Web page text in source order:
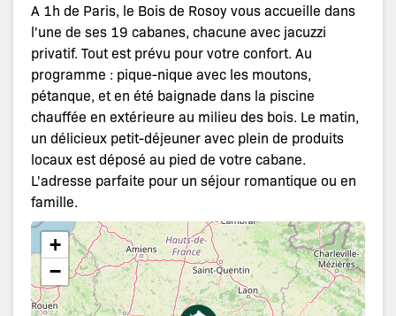
A 1h de Paris, le Bois de Rosoy vous accueille dans
l'une de ses 19 cabanes, chacune avec jacuzzi
privatif. Tout est prévu pour votre confort. Au
programme : pique-nique avec les moutons,
pétanque, et en été baignade dans la piscine
chauffée en extérieure au milieu des bois. Le matin,
un délicieux petit-déjeuner avec plein de produits
locaux est déposé au pied de votre cabane.
L'adresse parfaite pour un séjour romantique ou en
famille.
+
−